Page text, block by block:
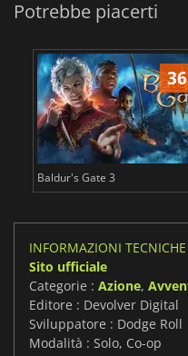
Potrebbe piacerti
Baldur's Gate 3
INFORMAZIONI TECNICHE
Sito ufficiale
Categorie : Azione,
Editore : Devolver Digital
Sviluppatore : Dodge Roll
Modalità : Solo, Co-op